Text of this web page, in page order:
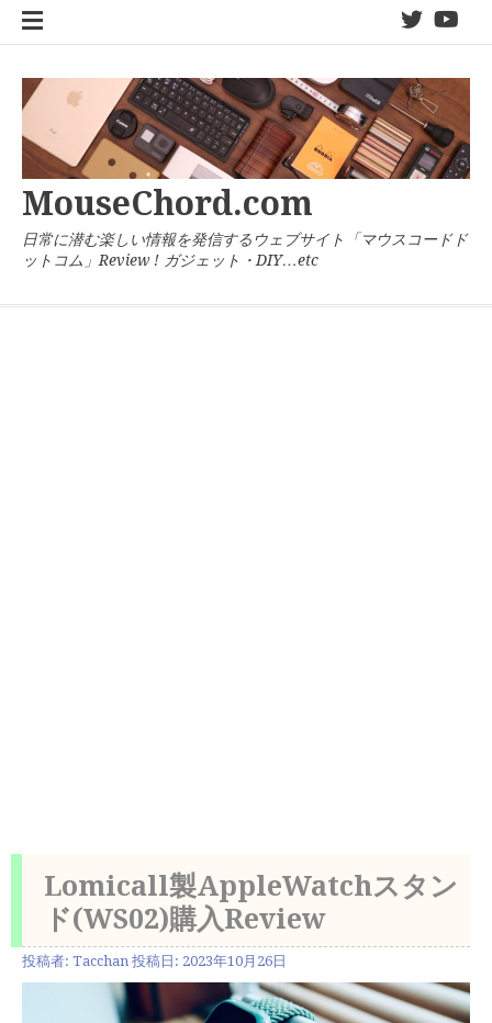
twitter
MouseChord.com
日常に潜む楽しい情報を発信するウェブサイト「マウスコードド
ットコム」Review ! ガジェット・DIY…etc
‎Lomicall製AppleWatchスタン
ド(WS02)購入Review
投稿者: Tacchan 投稿日: 2023年10月26日